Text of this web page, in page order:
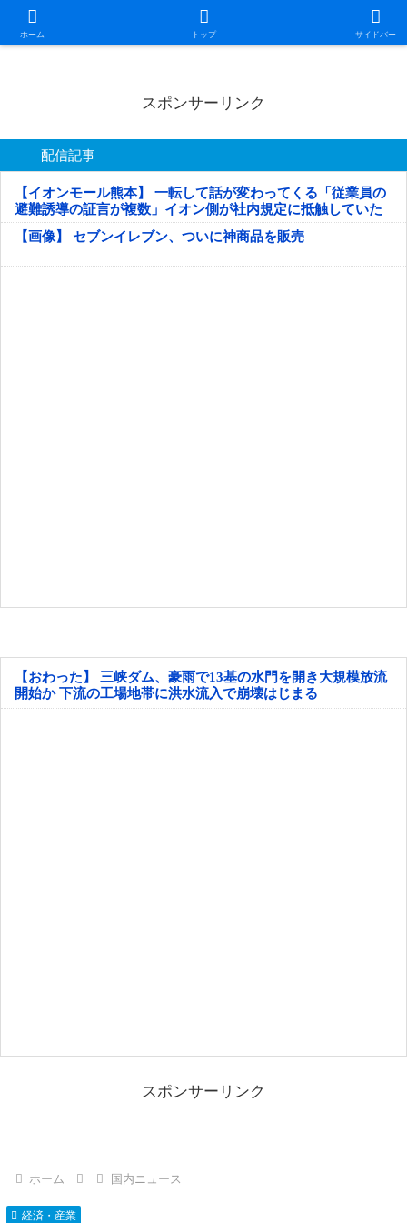
ホーム トップ サイドバー
日本第一！ニュース録
スポンサーリンク
配信記事
【イオンモール熊本】 一転して話が変わってくる「従業員の
避難誘導の証言が複数」イオン側が社内規定に抵触していた
疑い
【画像】 セブンイレブン、ついに神商品を販売
【おわった】 三峡ダム、豪雨で13基の水門を開き大規模放流
開始か 下流の工場地帯に洪水流入で崩壊はじまる
スポンサーリンク
ホーム 国内ニュース
経済・産業